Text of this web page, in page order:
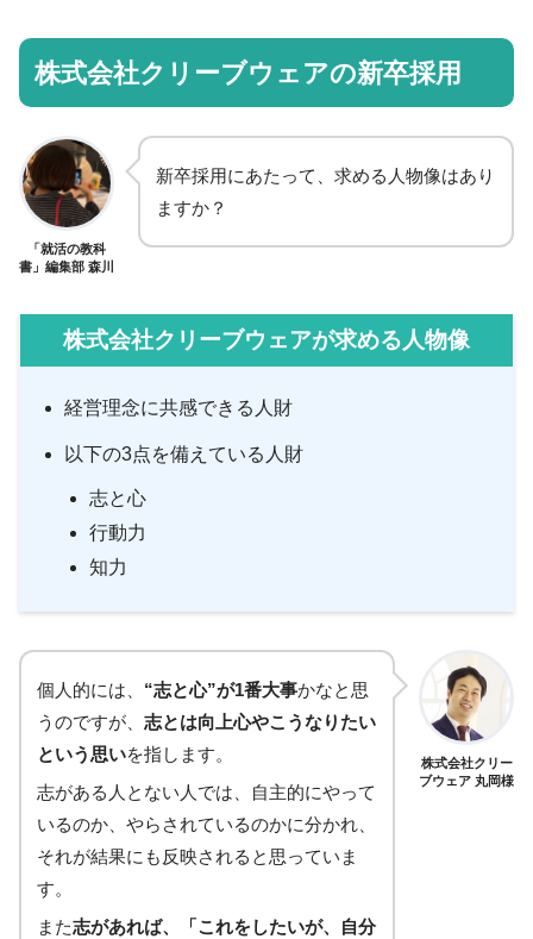
株式会社クリーブウェアの新卒採用
「就活の教科
書」編集部 森川
新卒採用にあたって、求める人物像はあり
ますか？
株式会社クリーブウェアが求める人物像
経営理念に共感できる人財
以下の3点を備えている人財
志と心
行動力
知力
個人的には、 “志と心”が1番大事かなと思
うのですが、 志とは向上心やこうなりたい
という思いを指します。
志がある人とない人では、自主的にやって
いるのか、やらされているのかに分かれ、
それが結果にも反映されると思っていま
す。
また志があれば、「これをしたいが、自分
株式会社クリー
ブウェア 丸岡様